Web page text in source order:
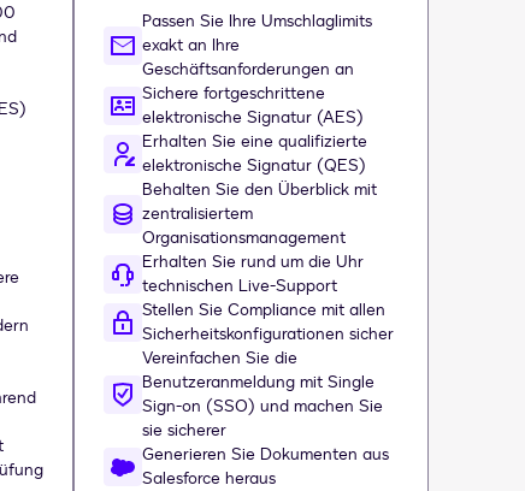
Passen Sie Ihre Umschlaglimits
exakt an Ihre
Geschäftsanforderungen an
Sichere fortgeschrittene
elektronische Signatur (AES)
Erhalten Sie eine qualifizierte
elektronische Signatur (QES)
Behalten Sie den Überblick mit
zentralisiertem
Organisationsmanagement
Erhalten Sie rund um die Uhr
technischen Live-Support
Stellen Sie Compliance mit allen
Sicherheitskonfigurationen sicher
Vereinfachen Sie die
Benutzeranmeldung mit Single
Sign-on (SSO) und machen Sie
sie sicherer
Generieren Sie Dokumenten aus
Salesforce heraus